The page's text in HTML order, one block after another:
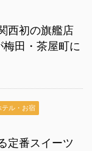
西初の旗艦店
梅田・茶屋町に
テル・お宿
定番スイーツ